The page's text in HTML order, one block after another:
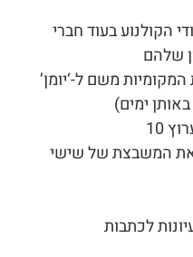
הקולנוע בעוד חברי
שלהם
משם ל-‘יומן’
ימים)
10
את המשבצת של שישי
לכתבות